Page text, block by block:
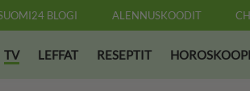
BLOGI ALENNUSKOODIT
TV LEFFAT RESEPTIT